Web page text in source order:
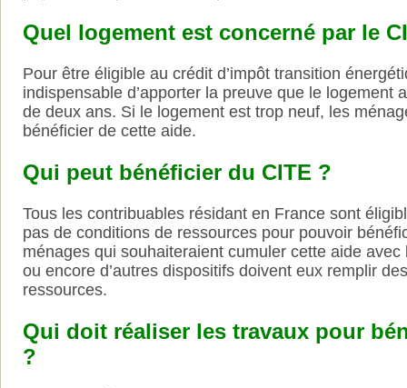
Quel logement est concerné par le
Pour être éligible au crédit d’impôt transition
indispensable d’apporter la preuve que le logement
de deux ans. Si le logement est trop neuf, les
bénéficier de cette aide.
Qui peut bénéficier du CITE ?
Tous les contribuables résidant en France sont
pas de conditions de ressources pour pouvoir
ménages qui souhaiteraient cumuler cette aide avec
ou encore d’autres dispositifs doivent eux remplir
ressources.
Qui doit réaliser les travaux pour
?